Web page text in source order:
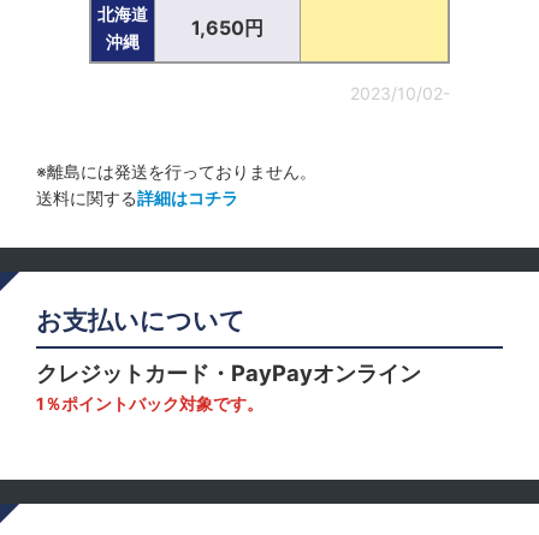
北海道
沖縄
1,650円
2023/10/02-
※離島には発送を行っておりません。
送料に関する詳細はコチラ
お支払いについて
クレジットカード・PayPayオンライン
1％ポイントバック対象です。